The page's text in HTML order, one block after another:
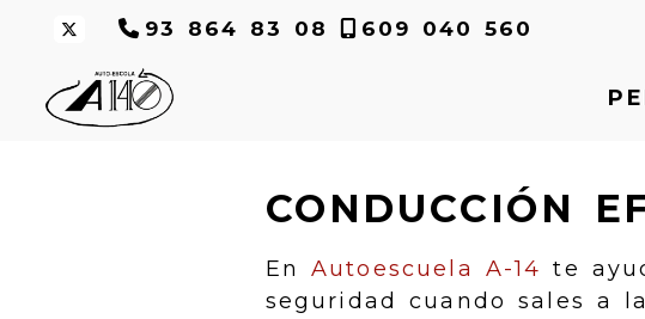
93 864 83 08 609 040 560
CONDUCCIÓN
En Autoescuela A-14 te
seguridad cuando sales a